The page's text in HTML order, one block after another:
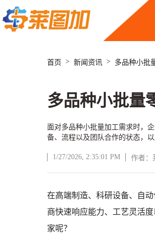
首页 > 新闻资讯 > 多品种小批
多品种小批量
面对多品种小批量加工需求时，
备、流程以及团队合作的状态，
1/27/2026, 2:35:01 PM 作者：
文章正文
在高端制造、科研设备、自
商快速响应能力、工艺灵活
家呢？